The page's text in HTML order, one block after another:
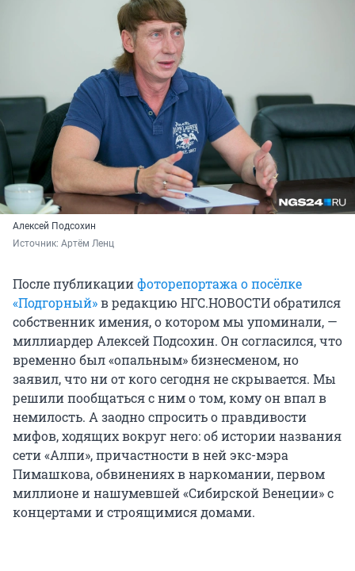
Алексей Подсохин
Источник: Артём Ленц
После публикациифоторепортажа о посёлке
«Подгорный»в редакцию НГС.НОВОСТИ обратился
собственник имения, о котором мы упоминали, —
миллиардер Алексей Подсохин. Он согласился, что
временно был «опальным» бизнесменом, но
заявил, что ни от кого сегодня не скрывается. Мы
решили пообщаться с ним о том, кому он впал в
немилость. А заодно спросить о правдивости
мифов, ходящих вокруг него: об истории названия
сети «Алпи», причастности в ней экс-мэра
Пимашкова, обвинениях в наркомании, первом
миллионе и нашумевшей «Сибирской Венеции» с
концертами и строящимися домами.